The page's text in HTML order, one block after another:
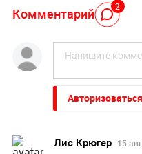
Комментарий 2
Авторизоваться
Лис Крюгер 15